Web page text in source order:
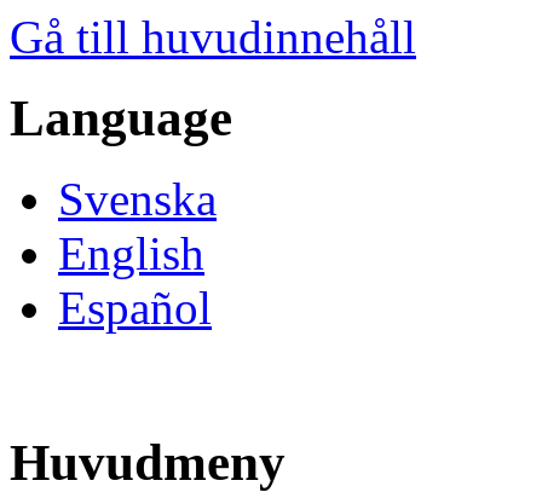
Gå till huvudinnehåll
Language
Svenska
English
Español
Huvudmeny